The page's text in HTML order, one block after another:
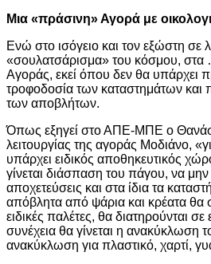
Μια «πράσινη» Αγορά με
Ενώ στο ισόγειο και τον εξώστη σε
«σουλατσάρισμα» του κόσμου,
Αγοράς, εκεί όπου δεν θα υπάρχει
τροφοδοσία των καταστημάτων και
των αποβλήτων.
Όπως εξηγεί στο ΑΠΕ-ΜΠΕ ο
λειτουργίας της αγοράς Μοδιάνο,
υπάρχει ειδικός αποθηκευτικός
γίνεται διάσπαση του πάγου, να μην
αποχετεύσεις και στα ίδια τα
απόβλητα από ψάρια και κρέατα θα
ειδικές παλέτες, θα διατηρούνται σε
συνέχεια θα γίνεται η ανακύκλωση
ανακύκλωση για πλαστικό, χαρτί,